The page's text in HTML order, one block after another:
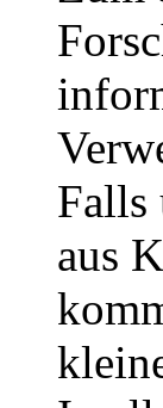
Falls
aus